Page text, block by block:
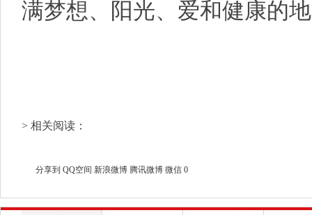
满梦想、阳光、爱和健康的
> 相关阅读：
分享到 QQ空间 新浪微博 腾讯微博 微信 0